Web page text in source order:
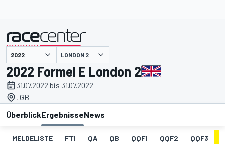
LONDON 2
2022 Formel E London 2
31.07.2022 bis 31.07.2022
, GB
ÜberblickErgebnisseNews
MELDELISTE FT1 QA QB QQF1 QQF2 QQF3